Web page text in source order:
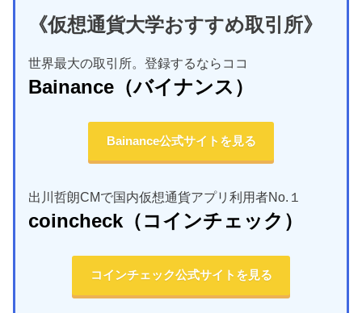
《仮想通貨大学おすすめ取引所》
世界最大の取引所。登録するならココ
Bainance （バイナンス）
Bainance公式サイトを見る
出川哲朗CMで国内仮想通貨アプリ利用者No.１
coincheck （コインチェック）
コインチェック公式サイトを見る